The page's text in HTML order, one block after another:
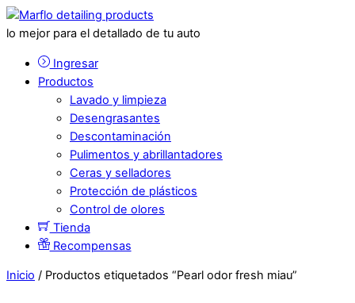
lo mejor para el detallado de tu auto
Ingresar
Productos
Lavado y limpieza
Desengrasantes
Descontaminación
Pulimentos y abrillantadores
Ceras y selladores
Protección de plásticos
Control de olores
Tienda
Recompensas
Inicio / Productos etiquetados “Pearl odor fresh miau”